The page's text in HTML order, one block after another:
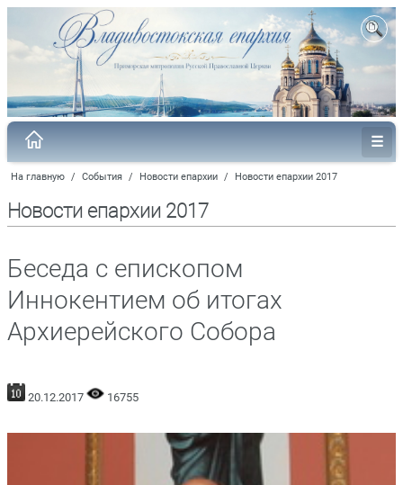
На главную / События / Новости епархии / Новости епархии 2017
Новости епархии 2017
Беседа с епископом
Иннокентием об итогах
Архиерейского Собора
20.12.2017 16755